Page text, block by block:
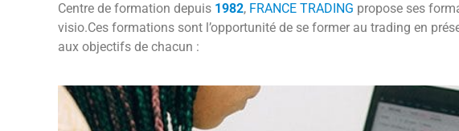
Centre de formation depuis 1982, FRANCE TRADING propose ses
visio.Ces formations sont l’opportunité de se former au trading en
aux objectifs de chacun :